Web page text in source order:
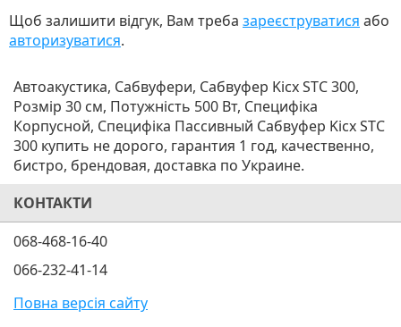
Щоб залишити відгук, Вам треба зареєструватися або
авторизуватися.
Автоакустика, Сабвуфери, Сабвуфер Kicx STC 300,
Розмір 30 см, Потужність 500 Вт, Специфіка
Корпусной, Специфіка Пассивный Сабвуфер Kicx STC
300 купить не дорого, гарантия 1 год, качественно,
бистро, брендовая, доставка по Украине.
КОНТАКТИ
068-468-16-40
066-232-41-14
Повна версія сайту